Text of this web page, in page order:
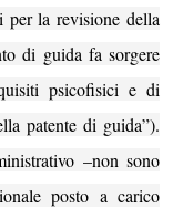
per la revisione della
di guida fa sorgere
psicofisici e di
patente di guida”).
–non sono
posto a carico